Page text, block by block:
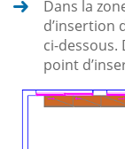
Dans la
d’insertion
ci-dessous.
point